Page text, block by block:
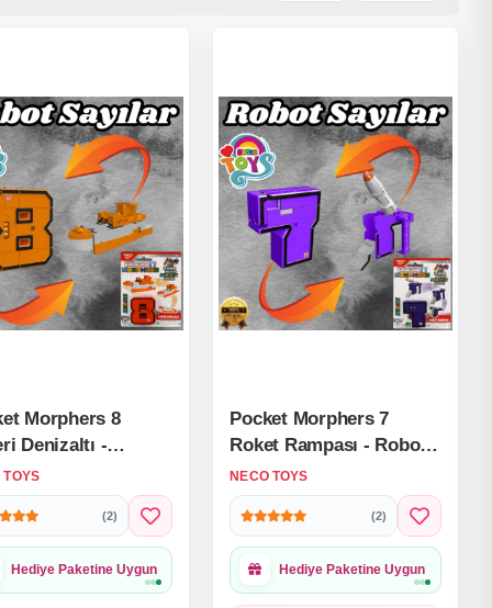
Morphers 8
Denizaltı -
Dönüşen Sayılar
Robot -
- Robot
TOYS
(2)
Hediye Paketine Uygun
Pocket Morphers 7
Roket Rampası - Roboto
Dönüşen Sayılar - 7
Numara Robot -
Transformers - Robot
Sayı
NECO TOYS
(2)
Hediye Paketine Uygun